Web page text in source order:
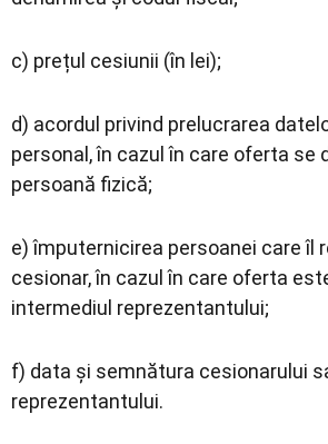
c) prețul cesiunii (în lei);
d) acordul privind prelucrarea
personal, în cazul în care oferta se
persoană fizică;
e) împuternicirea persoanei care îl
cesionar, în cazul în care oferta
intermediul reprezentantului;
f) data și semnătura cesionarului
reprezentantului.